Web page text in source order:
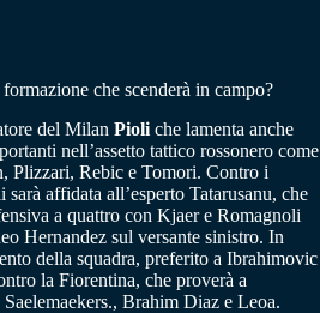
che scenderà in campo?
del Milan Pioli che lamenta anche
nell’assetto tattico rossonero come
Plizzari, Rebic e Tomori. Contro i
affidata all’esperto Tatarusanu, che
a quattro con Kjaer e Romagnoli
Hernandez sul versante sinistro. In
della squadra, preferito a Ibrahimovic
la Fiorentina, che proverà a
Brahim Diaz e Leoa.